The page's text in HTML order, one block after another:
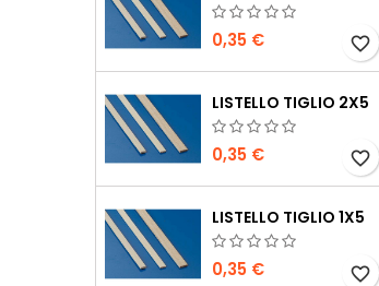
0,35 € favorite_border
LISTELLO TIGLIO 2X5
0,35 € favorite_border
LISTELLO TIGLIO 1X5
0,35 € favorite_border